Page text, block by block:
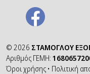
© 2026 ΣΤΑΜΟΓΛΟΥ
Αριθμός ΓΕΜΗ:
Όροι χρήσης • Πολιτική